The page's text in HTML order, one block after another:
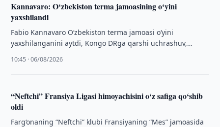
Kannavaro: O‘zbekiston terma jamoasining o‘yini
yaxshilandi
Fabio Kannavaro O‘zbekiston terma jamoasi o‘yini
yaxshilanganini aytdi, Kongo DRga qarshi uchrashuv,
10:45 · 06/08/2026
“Neftchi” Fransiya Ligasi himoyachisini o‘z safiga qo‘shib
oldi
Farg‘onaning “Neftchi” klubi Fransiyaning “Mes” jamoasida